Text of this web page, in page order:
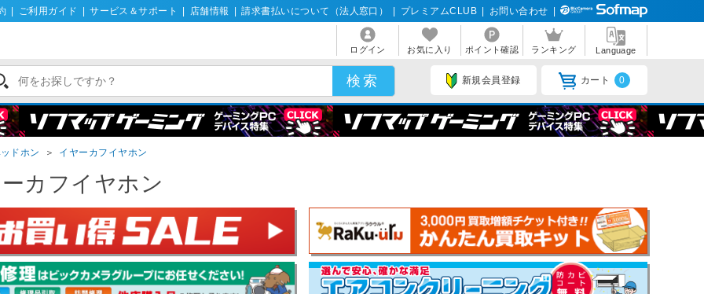
ご利用ガイド サービス＆サポート 店舗情報 請求書払いについて（法人窓口） プレミアムCLUB お問い合わせ
ログイン お気に入り ポイント確認 ランキング Language
新規会員登録 カート 0
ドホン ＞ イヤーカフイヤホン
カフイヤホン